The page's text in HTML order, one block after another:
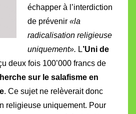
échapper à l’interdiction
de prévenir«la
radicalisation religieuse
uniquement». L’Uni de
deux fois 100’000 francs de
sur le salafisme en
. Ce sujet ne relèverait donc
religieuse uniquement. Pour